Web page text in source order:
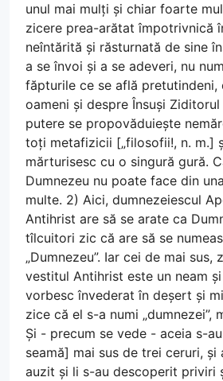
unul mai mulți și chiar foarte
zicere prea-arătat împotrivnică
neîntărită și răsturnată de sine
a se învoi și a se adeveri, nu
făpturile ce se află pretutindeni,
oameni și despre Însuși
putere se propovăduiește
toți metafizicii [„filosofii!, n. m.]
mărturisesc cu o singură gură.
Dumnezeu nu poate face din
multe. 2) Aici, dumnezeiescul
Antihrist are să se arate ca
tîlcuitori zic că are să se
„Dumnezeu”. Iar cei de mai
vestitul Antihrist este un neam
vorbesc învederat în deșert și
zice că el s-a numi „dumnezei”,
Și - precum se vede - aceia s-
seamă] mai sus de trei ceruri, și
auzit și li s-au descoperit priviri